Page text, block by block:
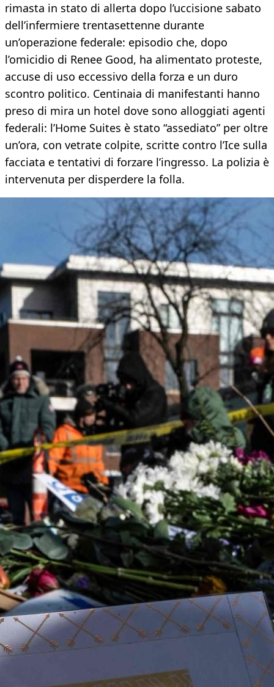
rimasta in stato di allerta dopo l’uccisione sabato
dell’infermiere trentasettenne durante
un’operazione federale: episodio che, dopo
l’omicidio di Renee Good, ha alimentato proteste,
accuse di uso eccessivo della forza e un duro
scontro politico. Centinaia di manifestanti hanno
preso di mira un hotel dove sono alloggiati agenti
federali: l’Home Suites è stato “assediato” per oltre
un’ora, con vetrate colpite, scritte contro l’Ice sulla
facciata e tentativi di forzare l’ingresso. La polizia è
intervenuta per disperdere la folla.